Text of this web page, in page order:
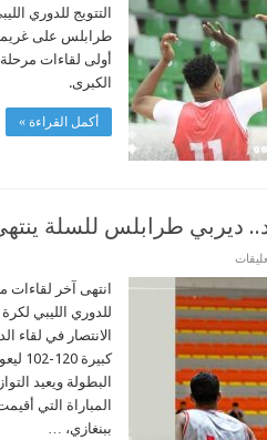
إعتلاء
صدارة
نهائيات
سباعي
التتويج
لكرة
السلة
مغلقة
التتويج للدوري
أولى لقاءات
الكبرى.
أكمل القراءة »
ديربي طرابلس للسلة
لقاء
من
طرف
واحد..
ديربي
طرابلس
للسلة
ينتهي
أخضر
اللون
مغلقة
انتهى آخر لقاءات
للدوري الليبي
الانتصار في لقاء
البطولة ويعيد
المباراة التي
ببنغازي، …